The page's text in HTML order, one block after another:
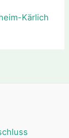
Kärlich